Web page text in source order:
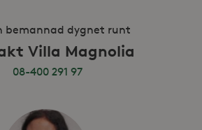
bemannad dygnet runt
Villa Magnolia
08-400 291 97
.storaskondal.se